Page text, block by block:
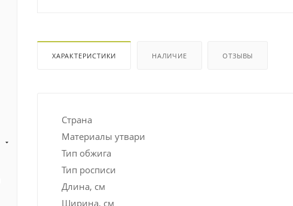
ХАРАКТЕРИСТИКИ НАЛИЧИЕ ОТЗЫВЫ
Страна
Материалы утвари
Тип обжига
Тип росписи
Длина, см
Ширина, см